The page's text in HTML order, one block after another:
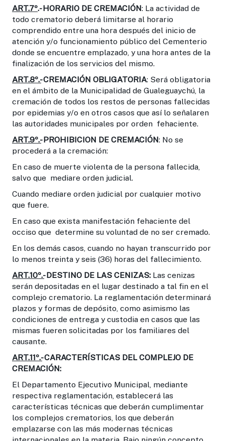
ART.7º.- HORARIO DE CREMACIÓN: La actividad de
todo crematorio deberá limitarse al horario
comprendido entre una hora después del inicio de
atención y/o funcionamiento público del Cementerio
donde se encuentre emplazado, y una hora antes de la
finalización de los servicios del mismo.
ART.8º.-CREMACIÓN OBLIGATORIA: Será obligatoria
en el ámbito de la Municipalidad de Gualeguaychú, la
cremación de todos los restos de personas fallecidas
por epidemias y/o en otros casos que así lo señalaren
las autoridades municipales por orden fehaciente.
ART.9º.-PROHIBICION DE CREMACIÓN: No se
procederá a la cremación:
En caso de muerte violenta de la persona fallecida,
salvo que mediare orden judicial.
Cuando mediare orden judicial por cualquier motivo
que fuere.
En caso que exista manifestación fehaciente del
occiso que determine su voluntad de no ser cremado.
En los demás casos, cuando no hayan transcurrido por
lo menos treinta y seis (36) horas del fallecimiento.
ART.10º.-DESTINO DE LAS CENIZAS: Las cenizas
serán depositadas en el lugar destinado a tal fin en el
complejo crematorio. La reglamentación determinará
plazos y formas de depósito, como asimismo las
condiciones de entrega y custodia en casos que las
mismas fueren solicitadas por los familiares del
causante.
ART.11º.-CARACTERÍSTICAS DEL COMPLEJO DE
CREMACIÓN:
El Departamento Ejecutivo Municipal, mediante
respectiva reglamentación, establecerá las
características técnicas que deberán cumplimentar
los complejos crematorios, los que deberán
emplazarse con las más modernas técnicas